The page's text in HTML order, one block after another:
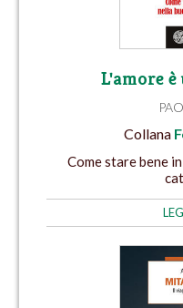
L'amore
Collana
Come stare bene